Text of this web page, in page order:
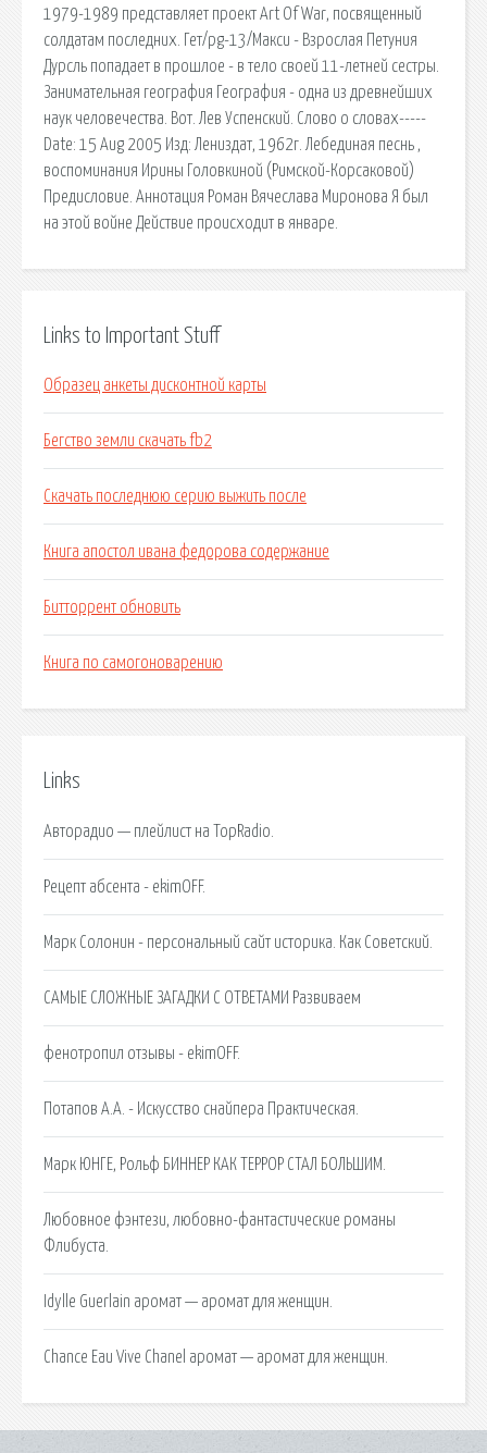
1979-1989 представляет проект Art Of War, посвященный
солдатам последних. Гет/pg-13/Макси - Взрослая Петуния
Дурсль попадает в прошлое - в тело своей 11-летней сестры.
Занимательная география География - одна из древнейших
наук человечества. Вот. Лев Успенский. Слово о словах-----
Date: 15 Aug 2005 Изд: Лениздат, 1962г. Лебединая песнь ,
воспоминания Ирины Головкиной (Римской-Корсаковой)
Предисловие. Аннотация Роман Вячеслава Миронова Я был
на этой войне Действие происходит в январе.
Links to Important Stuff
Образец анкеты дисконтной карты
Бегство земли скачать fb2
Скачать последнюю серию выжить после
Книга апостол ивана федорова содержание
Битторрент обновить
Книга по самогоноварению
Links
Авторадио — плейлист на TopRadio.
Рецепт абсента - ekimOFF.
Марк Солонин - персональный сайт историка. Как Советский.
САМЫЕ СЛОЖНЫЕ ЗАГАДКИ С ОТВЕТАМИ Развиваем
фенотропил отзывы - ekimOFF.
Потапов А.А. - Искусство снайпера Практическая.
Марк ЮНГЕ, Рольф БИННЕР КАК ТЕРРОР СТАЛ БОЛЬШИМ.
Любовное фэнтези, любовно-фантастические романы
Флибуста.
Idylle Guerlain аромат — аромат для женщин.
Chance Eau Vive Chanel аромат — аромат для женщин.